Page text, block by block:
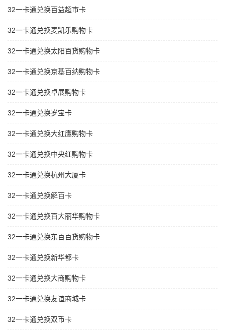
32一卡通兑换百益超市卡
32一卡通兑换麦凯乐购物卡
32一卡通兑换太阳百货购物卡
32一卡通兑换京基百纳购物卡
32一卡通兑换卓展购物卡
32一卡通兑换岁宝卡
32一卡通兑换大红鹰购物卡
32一卡通兑换中央红购物卡
32一卡通兑换杭州大厦卡
32一卡通兑换解百卡
32一卡通兑换百大丽华购物卡
32一卡通兑换东百百货购物卡
32一卡通兑换新华都卡
32一卡通兑换大商购物卡
32一卡通兑换友谊商城卡
32一卡通兑换双币卡